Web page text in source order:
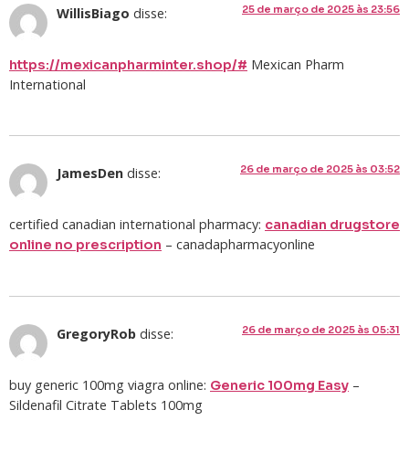
WillisBiago disse: 25 de março de 2025 às 23:56
https://mexicanpharminter.shop/# Mexican Pharm
International
JamesDen disse: 26 de março de 2025 às 03:52
certified canadian international pharmacy: canadian drugstore
online no prescription – canadapharmacyonline
GregoryRob disse: 26 de março de 2025 às 05:31
buy generic 100mg viagra online: Generic 100mg Easy –
Sildenafil Citrate Tablets 100mg